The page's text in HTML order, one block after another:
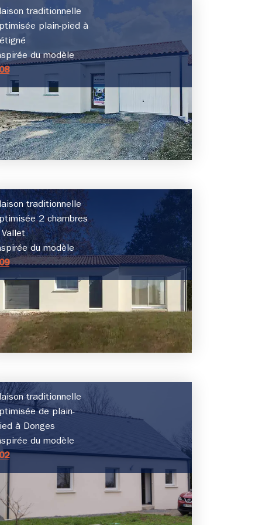
traditionnelle
plain-pied à
du modèle
traditionnelle
2 chambres
du modèle
traditionnelle
de plain-
à Donges
du modèle